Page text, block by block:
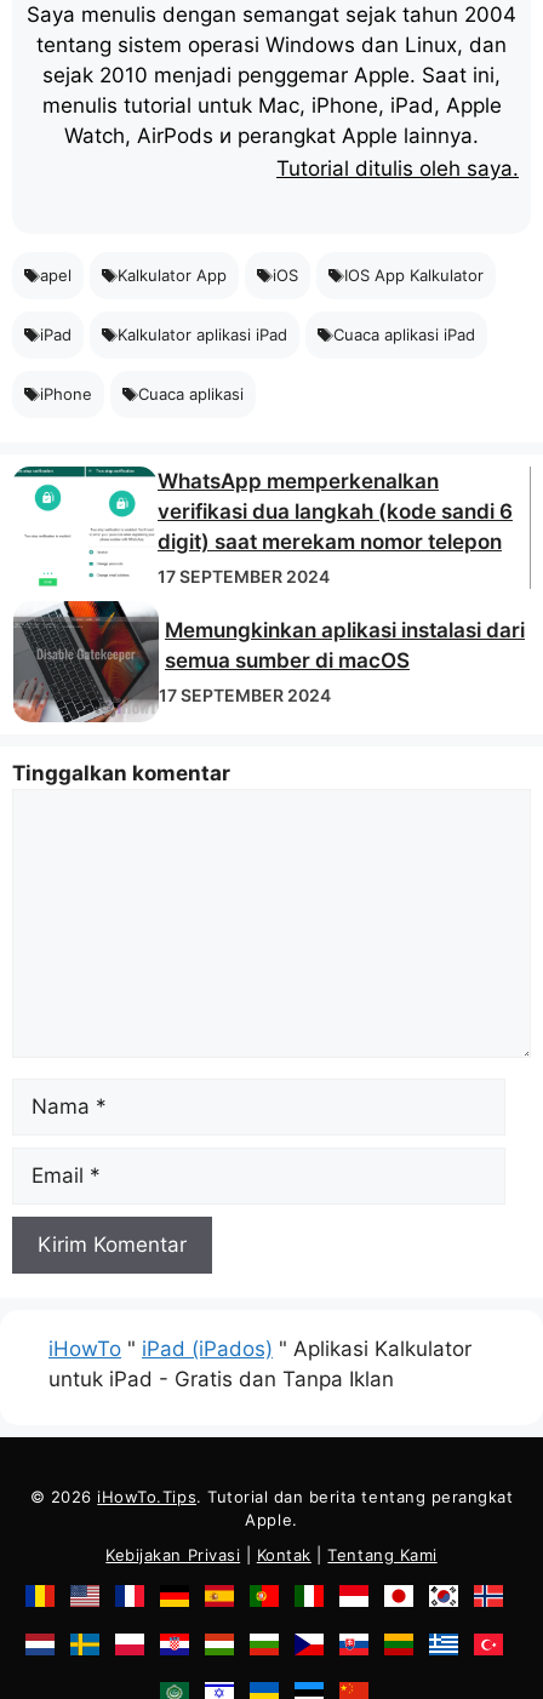
Saya menulis dengan semangat sejak tahun 2004
tentang sistem operasi Windows dan Linux, dan
sejak 2010 menjadi penggemar Apple. Saat ini,
menulis tutorial untuk Mac, iPhone, iPad, Apple
Watch, AirPods и perangkat Apple lainnya.
Tutorial ditulis oleh saya.
apel Kalkulator App iOS IOS App Kalkulator
iPad Kalkulator aplikasi iPad Cuaca aplikasi iPad
iPhone Cuaca aplikasi
WhatsApp memperkenalkan
verifikasi dua langkah (kode sandi 6
digit) saat merekam nomor telepon
17 SEPTEMBER 2024
Memungkinkan aplikasi instalasi dari
semua sumber di macOS
17 SEPTEMBER 2024
Tinggalkan komentar
iHowTo " iPad (iPados) " Aplikasi Kalkulator
untuk iPad - Gratis dan Tanpa Iklan
© 2026 iHowTo.Tips. Tutorial dan berita tentang perangkat
Apple.
Kebijakan Privasi
Kontak |Tentang Kami